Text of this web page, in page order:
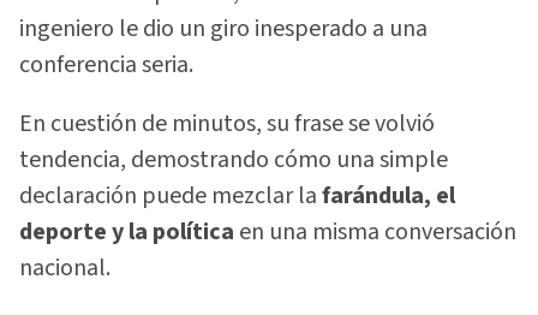
ingeniero le dio un giro inesperado a una
conferencia seria.
En cuestión de minutos, su frase se volvió
tendencia, demostrando cómo una simple
declaración puede mezclar lafarándula, el
deporte y la política en una misma conversación
nacional.